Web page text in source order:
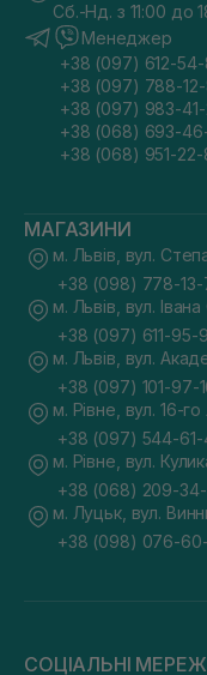
Сб.-Нд. з 11:00 до
Менеджер
+38 (097) 612-54-
+38 (097) 788-
+38 (097) 983-
+38 (068) 693-
+38 (068) 951-22-
МАГАЗИНИ
м. Львів, вул.
+38 (098) 778-13-
м. Львів, вул.
+38 (097) 611-95-
м. Львів, вул.
+38 (097) 101-97-
м. Рівне, вул. 16-
+38 (097) 544-
м. Рівне, вул.
+38 (068) 209-
м. Луцьк, вул.
+38 (098) 076-
СОЦІАЛЬНІ